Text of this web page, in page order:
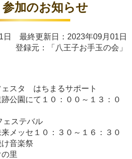
加のお知らせ
日 最終更新日：2023年09月01日
登録元：「八王子お手玉の会」
ェスタ はちまるサポート
１０：００～１３：０
ェステバル
０：３０～１６：３０
音楽祭